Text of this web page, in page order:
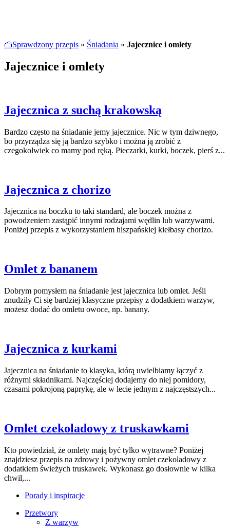
🍰Sprawdzony przepis » Śniadania » Jajecznice i omlety
Jajecznice i omlety
Jajecznica z suchą krakowską
Bardzo często na śniadanie jemy jajecznice. Nic w tym dziwnego,
bo przyrządza się ją bardzo szybko i można ją zrobić z
czegokolwiek co mamy pod ręką. Pieczarki, kurki, boczek, pierś z...
Jajecznica z chorizo
Jajecznica na boczku to taki standard, ale boczek można z
powodzeniem zastąpić innymi rodzajami wędlin lub warzywami.
Poniżej przepis z wykorzystaniem hiszpańskiej kiełbasy chorizo.
Omlet z bananem
Dobrym pomysłem na śniadanie jest jajecznica lub omlet. Jeśli
znudziły Ci się bardziej klasyczne przepisy z dodatkiem warzyw,
możesz dodać do omletu owoce, np. banany.
Jajecznica z kurkami
Jajecznica na śniadanie to klasyka, którą uwielbiamy łączyć z
różnymi składnikami. Najczęściej dodajemy do niej pomidory,
czasami pokrojoną paprykę, ale w lecie jednym z najczęstszych...
Omlet czekoladowy z truskawkami
Kto powiedział, że omlety mają być tylko wytrawne? Poniżej
znajdziesz przepis na zdrowy i pożywny omlet czekoladowy z
dodatkiem świeżych truskawek. Wykonasz go dosłownie w kilka
chwil,...
Porady i inspiracje
Przetwory
Z warzyw